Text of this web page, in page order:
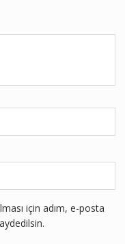
için adım, e-posta